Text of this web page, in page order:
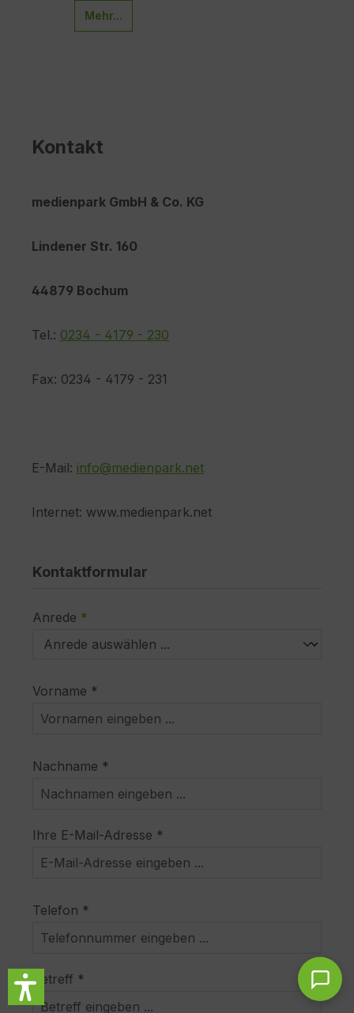
Mehr...
Kontakt
medienpark GmbH & Co. KG
Lindener Str. 160
44879 Bochum
Tel.: 0234 - 4179 - 230
Fax: 0234 - 4179 - 231
E-Mail: info@medienpark.net
Internet: www.medienpark.net
Kontaktformular
Anrede *
Vorname *
Nachname *
Ihre E-Mail-Adresse *
Telefon *
Betreff *